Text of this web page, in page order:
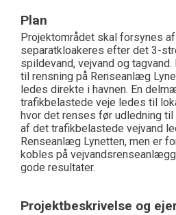
Plan
Projektområdet skal forsynes af
separatkloakeres efter det 3-
spildevand, vejvand og
til rensning på Renseanlæg
ledes direkte i havnen. En
trafikbelastede veje ledes til
hvor det renses før udledning til
af det trafikbelastede vejvand
Renseanlæg Lynetten, men er
kobles på
gode resultater.
Projektbeskrivelse og